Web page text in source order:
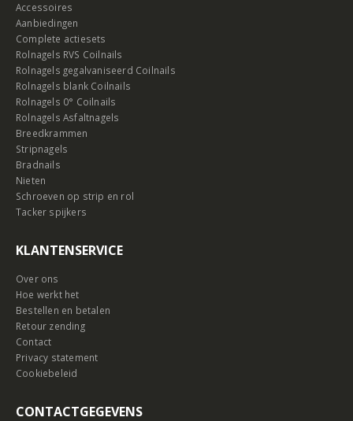
Accessoires
Aanbiedingen
Complete actiesets
Rolnagels RVS Coilnails
Rolnagels gegalvaniseerd Coilnails
Rolnagels blank Coilnails
Rolnagels 0° Coilnails
Rolnagels Asfaltnagels
Breedkrammen
Stripnagels
Bradnails
Nieten
Schroeven op strip en rol
Tacker spijkers
KLANTENSERVICE
Over ons
Hoe werkt het
Bestellen en betalen
Retour zending
Contact
Privacy statement
Cookiebeleid
CONTACTGEGEVENS